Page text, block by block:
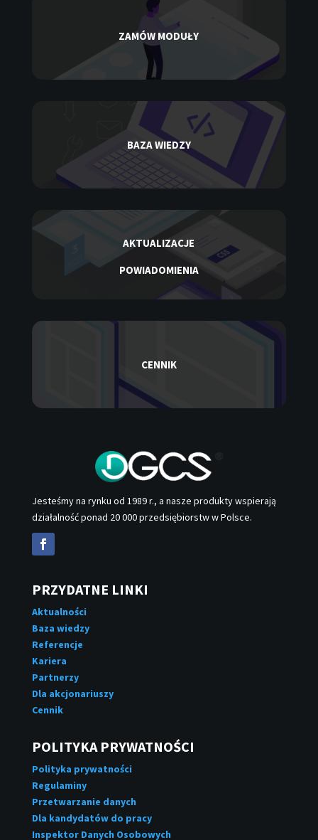
ZAMÓW MODUŁY
BAZA WIEDZY
AKTUALIZACJE
POWIADOMIENIA
CENNIK
Jesteśmy na rynku od 1989 r., a nasze produkty wspierają
działalność ponad 20 000 przedsiębiorstw w Polsce.
PRZYDATNE LINKI
Aktualności
Baza wiedzy
Referencje
Kariera
Partnerzy
Dla akcjonariuszy
Cennik
POLITYKA PRYWATNOŚCI
Polityka prywatności
Regulaminy
Przetwarzanie danych
Dla kandydatów do pracy
Inspektor Danych Osobowych